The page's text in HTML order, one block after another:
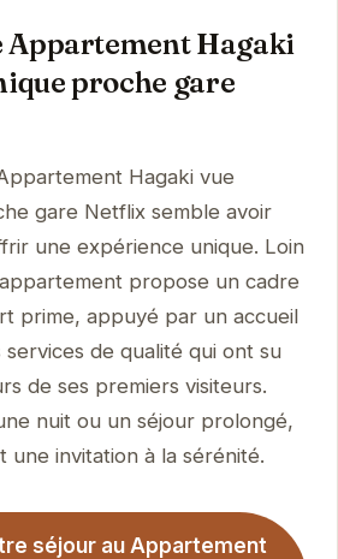
Appartement Hagaki
proche gare
Hagaki vue
gare Netflix semble avoir
une expérience unique. Loin
propose un cadre
prime, appuyé par un accueil
de qualité qui ont su
de ses premiers visiteurs.
nuit ou un séjour prolongé,
une invitation à la sérénité.
séjour au Appartement